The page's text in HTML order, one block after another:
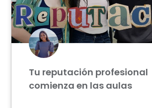
Tu reputación profesional
comienza en las aulas